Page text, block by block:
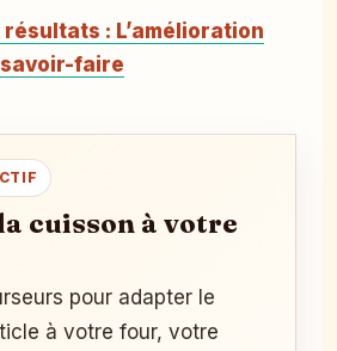
: L’amélioration
faire
cuisson à votre
pour adapter le
à votre four, votre